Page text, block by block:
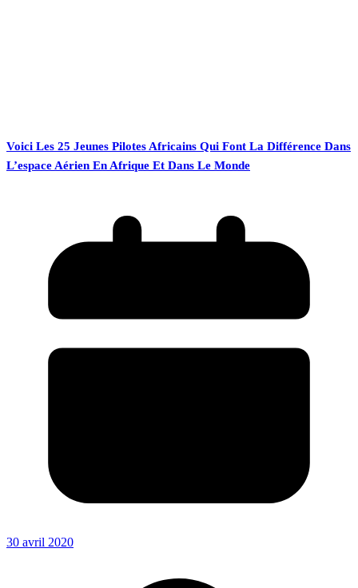
Voici Les 25 Jeunes Pilotes Africains Qui Font La Différence Dans
L’espace Aérien En Afrique Et Dans Le Monde
30 avril 2020